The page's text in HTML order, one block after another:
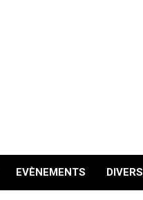
EVÈNEMENTS DIVERS